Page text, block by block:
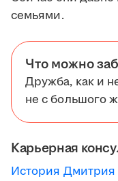
семьями.
Что можно
Дружба, как и
не с большого
Карьерная
История Дмитрия